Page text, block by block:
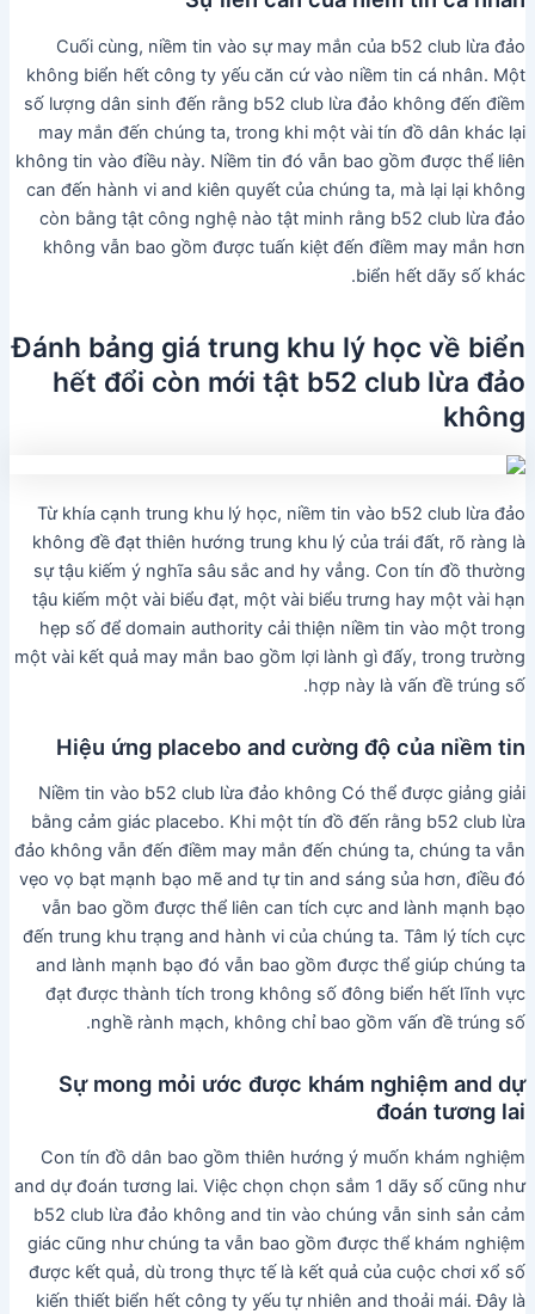
Cuối cùng, niềm tin vào sự may mắn của b52 club lừa đảo
không biển hết công ty yếu căn cứ vào niềm tin cá nhân. Một
số lượng dân sinh đến rằng b52 club lừa đảo không đến điềm
may mắn đến chúng ta, trong khi một vài tín đồ dân khác lại
không tin vào điều này. Niềm tin đó vẫn bao gồm được thể liên
can đến hành vi and kiên quyết của chúng ta, mà lại lại không
còn bằng tật công nghệ nào tật minh rằng b52 club lừa đảo
không vẫn bao gồm được tuấn kiệt đến điềm may mắn hơn
biển hết dãy số khác.
Đánh bảng giá trung khu lý học về biển
hết đổi còn mới tật b52 club lừa đảo
không
Từ khía cạnh trung khu lý học, niềm tin vào b52 club lừa đảo
không đề đạt thiên hướng trung khu lý của trái đất, rõ ràng là
sự tậu kiếm ý nghĩa sâu sắc and hy vẳng. Con tín đồ thường
tậu kiếm một vài biểu đạt, một vài biểu trưng hay một vài hạn
hẹp số để domain authority cải thiện niềm tin vào một trong
một vài kết quả may mắn bao gồm lợi lành gì đấy, trong trường
hợp này là vấn đề trúng số.
Hiệu ứng placebo and cường độ của niềm tin
Niềm tin vào b52 club lừa đảo không Có thể được giảng giải
bằng cảm giác placebo. Khi một tín đồ đến rằng b52 club lừa
đảo không vẫn đến điềm may mắn đến chúng ta, chúng ta vẫn
vẹo vọ bạt mạnh bạo mẽ and tự tin and sáng sủa hơn, điều đó
vẫn bao gồm được thể liên can tích cực and lành mạnh bạo
đến trung khu trạng and hành vi của chúng ta. Tâm lý tích cực
and lành mạnh bạo đó vẫn bao gồm được thể giúp chúng ta
đạt được thành tích trong không số đông biển hết lĩnh vực
nghề rành mạch, không chỉ bao gồm vấn đề trúng số.
Sự mong mỏi ước được khám nghiệm and dự
đoán tương lai
Con tín đồ dân bao gồm thiên hướng ý muốn khám nghiệm
and dự đoán tương lai. Việc chọn chọn sắm 1 dãy số cũng như
b52 club lừa đảo không and tin vào chúng vẫn sinh sản cảm
giác cũng như chúng ta vẫn bao gồm được thể khám nghiệm
được kết quả, dù trong thực tế là kết quả của cuộc chơi xổ số
kiến thiết biển hết công ty yếu tự nhiên and thoải mái. Đây là